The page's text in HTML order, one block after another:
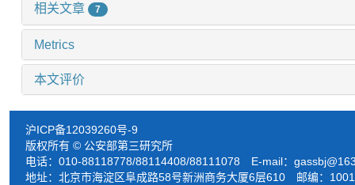
相关文章 7
Metrics
本文评价
沪ICP备12039260号-9
版权所有 © 公安部第三研究所
电话：010-88118778/88114408/88111078 E-mail：
地址：北京市海淀区阜成路58号新洲商务大厦6层610 邮编：